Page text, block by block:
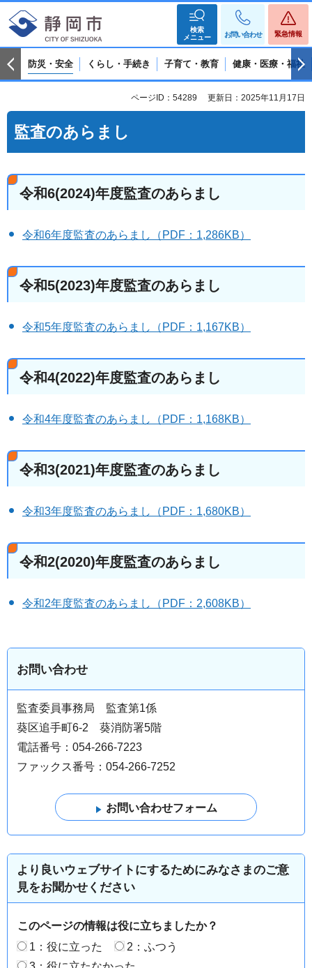
検索
メニュー
お問い合わせ 緊急情報
防災・安全 くらし・手続き 子育て・教育 健康・医療・福祉
ページID：54289 更新日：2025年11月17日
監査のあらまし
令和6(2024)年度監査のあらまし
令和6年度監査のあらまし（PDF：1,286KB）
令和5(2023)年度監査のあらまし
令和5年度監査のあらまし（PDF：1,167KB）
令和4(2022)年度監査のあらまし
令和4年度監査のあらまし（PDF：1,168KB）
令和3(2021)年度監査のあらまし
令和3年度監査のあらまし（PDF：1,680KB）
令和2(2020)年度監査のあらまし
令和2年度監査のあらまし（PDF：2,608KB）
お問い合わせ
監査委員事務局 監査第1係
葵区追手町6-2 葵消防署5階
電話番号：054-266-7223
ファックス番号：054-266-7252
より良いウェブサイトにするためにみなさまのご意
見をお聞かせください
このページの情報は役に立ちましたか？
1：役に立った
2：ふつう